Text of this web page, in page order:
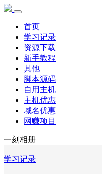
首页
学习记录
资源下载
新手教程
其他
脚本源码
自用主机
主机优惠
域名优惠
网赚项目
一刻相册
学习记录